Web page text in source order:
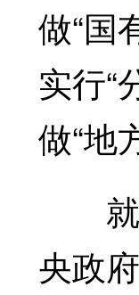
做“国
实行“
做“地
就
央政